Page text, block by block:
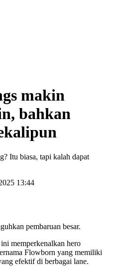
makin
bahkan
Itu biasa, tapi kalah dapat
13:44
pembaruan besar.
memperkenalkan hero
Flowborn yang memiliki
efektif di berbagai lane.